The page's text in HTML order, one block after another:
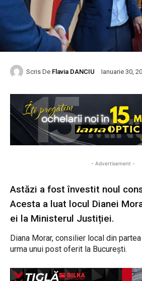
Scris De Flavia DANCIU Ianuarie 30,
- Advertisement -
Astăzi a fost învestit noul
Acesta a luat locul Dianei
ei la Ministerul Justiției.
Diana Morar, consilier local din
urma unui post oferit la București.